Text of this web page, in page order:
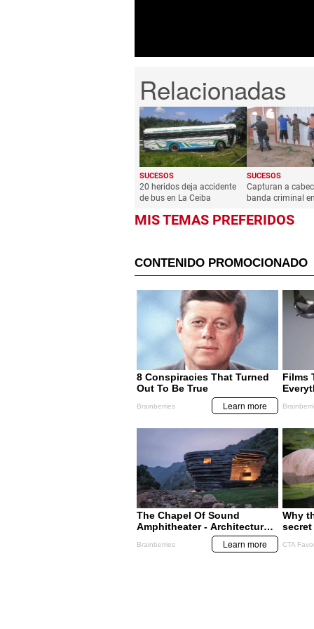
SUCESOS
20 heridos deja accidente
de bus en La Ceiba
SUCESOS
Capturan a
banda criminal
MIS TEMAS PREFERIDOS